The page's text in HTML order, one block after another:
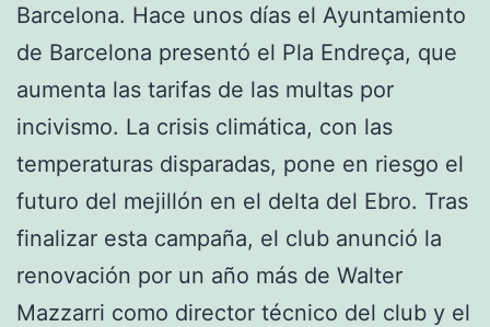
Barcelona. Hace unos días el Ayuntamiento
de Barcelona presentó el Pla Endreça, que
aumenta las tarifas de las multas por
incivismo. La crisis climática, con las
temperaturas disparadas, pone en riesgo el
futuro del mejillón en el delta del Ebro. Tras
finalizar esta campaña, el club anunció la
renovación por un año más de Walter
Mazzarri como director técnico del club y el